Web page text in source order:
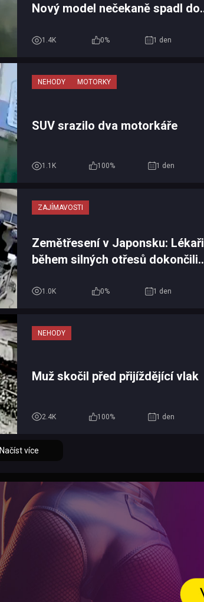
Nový model nečekaně spadl do
1.4K 0% 1 den
NEHODY MOTORKY
SUV srazilo dva motorkáře
1.1K 100% 1 den
ZAJÍMAVOSTI
Zemětřesení v Japonsku: Lékaři
během silných otřesů dokončili
vlastní...
1.0K 0% 1 den
NEHODY
Muž skočil před přijíždějící vlak
2.4K 100% 1 den
Načíst více